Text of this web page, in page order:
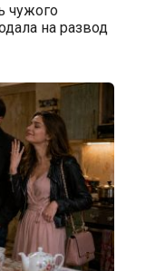
чужого
на развод